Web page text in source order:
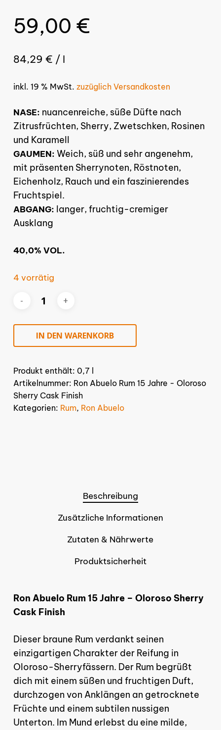
Es befinden sich keine
Produkte im Warenkorb.
59,00 €
84,29 € / l
inkl. 19 % MwSt. zuzüglich Versandkosten
NASE: nuancenreiche, süße Düfte nach
Zitrusfrüchten, Sherry, Zwetschken, Rosinen
und Karamell
GAUMEN: Weich, süß und sehr angenehm,
mit präsenten Sherrynoten, Röstnoten,
Eichenholz, Rauch und ein faszinierendes
Fruchtspiel.
ABGANG: langer, fruchtig-cremiger
Ausklang
40,0% VOL.
4 vorrätig
IN DEN WARENKORB
Produkt enthält: 0,7 l
Artikelnummer: Ron Abuelo Rum 15 Jahre - Oloroso
Sherry Cask Finish
Kategorien: Rum, Ron Abuelo
Beschreibung
Zusätzliche Informationen
Zutaten & Nährwerte
Produktsicherheit
Ron Abuelo Rum 15 Jahre – Oloroso Sherry
Cask Finish
Dieser braune Rum verdankt seinen
einzigartigen Charakter der Reifung in
Oloroso-Sherryfässern. Der Rum begrüßt
dich mit einem süßen und fruchtigen Duft,
durchzogen von Anklängen an getrocknete
Früchte und einem subtilen nussigen
Unterton. Im Mund erlebst du eine milde,